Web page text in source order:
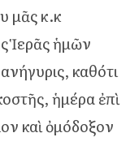
μᾶς κ.κ
Ἱερᾶς ἡμῶν
καθότι
ἡμέρα ἐπὶ
καὶ ὀμόδοξον